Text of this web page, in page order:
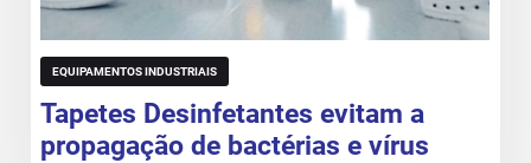
EQUIPAMENTOS INDUSTRIAIS
Tapetes Desinfetantes evitam a
propagação de bactérias e vírus